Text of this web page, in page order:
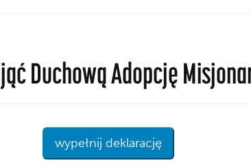
Duchową Adopcję
wypełnij deklarację